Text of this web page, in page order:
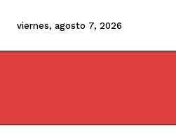
viernes, agosto 7, 2026